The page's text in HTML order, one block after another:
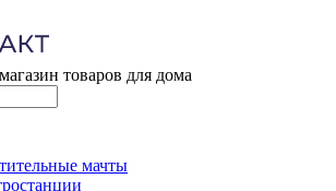
товаров для дома
мачты